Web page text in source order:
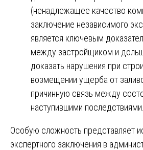
(ненадлежащее качество
заключение независимого
является ключевым
между застройщиком и
доказать нарушения при
возмещении ущерба от
причинную связь между
наступившими последствиями.
Особую сложность представляет
экспертного заключения в